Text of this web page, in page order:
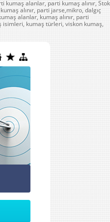
kumaş alanlar, parti kumaş alınır, Stok
alınır, parti jarse,mikro, dalgıç
alanlar, kumaş alınır, parti
isimleri, kumaş türleri, viskon kumaş,